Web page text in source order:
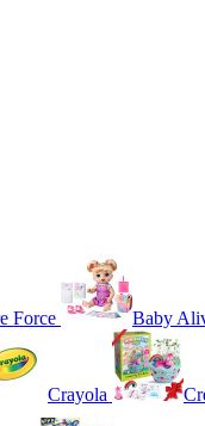
Force Baby
Crayola